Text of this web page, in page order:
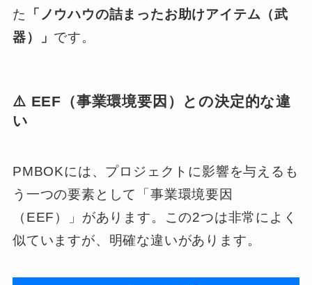
た
「ノウハウの詰まったお助けアイテム（武
器）」 です。
⚠️ EEF（事業環境要因）との決定的な違
い
PMBOKには、プロジェクトに影響を与えるも
う一つの要素として「事業環境要因
（EEF）」があります。この2つは非常によく
似ていますが、明確な違いがあります。